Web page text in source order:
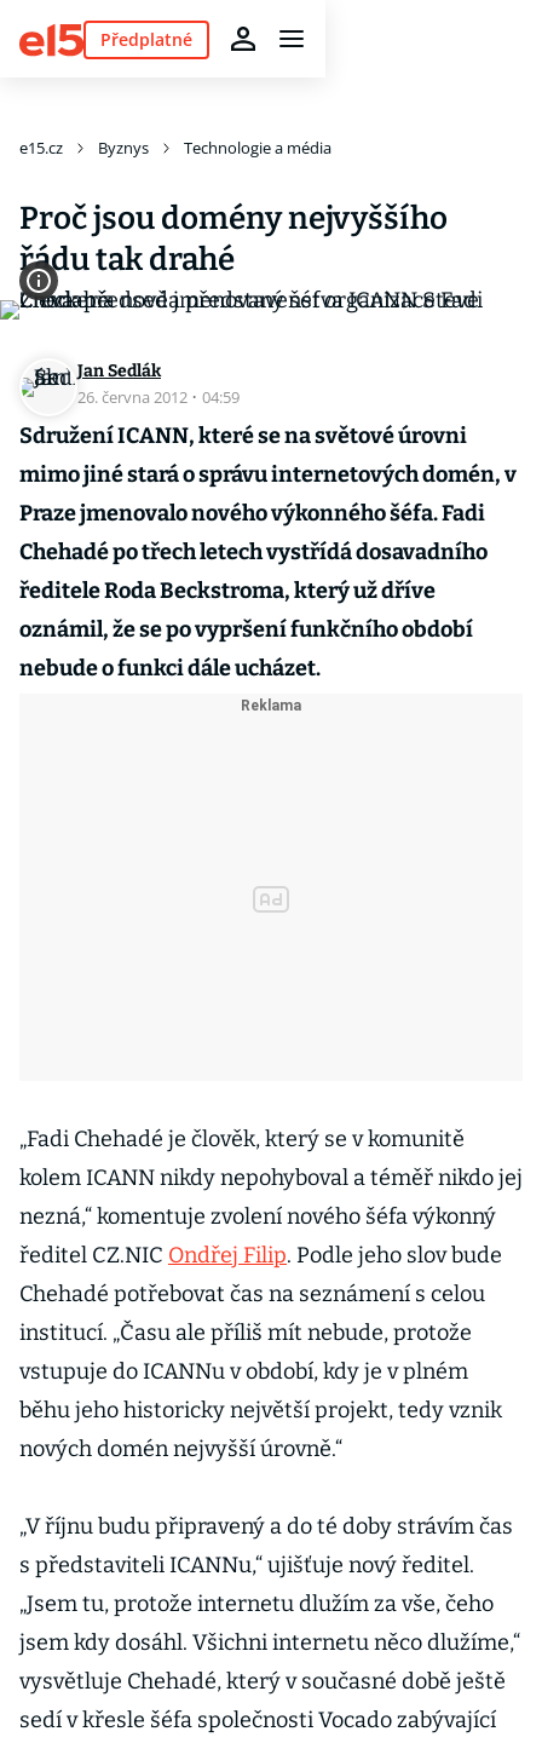
Předplatné
e15.cz Byznys Technologie a média
Proč jsou domény nejvyššího
řádu tak drahé
Jan Sedlák
26. června 2012 · 04:59
Sdružení ICANN, které se na světové úrovni
mimo jiné stará o správu internetových domén, v
Praze jmenovalo nového výkonného šéfa. Fadi
Chehadé po třech letech vystřídá dosavadního
ředitele Roda Beckstroma, který už dříve
oznámil, že se po vypršení funkčního období
nebude o funkci dále ucházet.
„Fadi Chehadé je člověk, který se v komunitě
kolem ICANN nikdy nepohyboval a téměř nikdo jej
nezná,“ komentuje zvolení nového šéfa výkonný
ředitel CZ.NIC Ondřej Filip. Podle jeho slov bude
Chehadé potřebovat čas na seznámení s celou
institucí. „Času ale příliš mít nebude, protože
vstupuje do ICANNu v období, kdy je v plném
běhu jeho historicky největší projekt, tedy vznik
nových domén nejvyšší úrovně.“
„V říjnu budu připravený a do té doby strávím čas
s představiteli ICANNu,“ ujišťuje nový ředitel.
„Jsem tu, protože internetu dlužím za vše, čeho
jsem kdy dosáhl. Všichni internetu něco dlužíme,“
vysvětluje Chehadé, který v současné době ještě
sedí v křesle šéfa společnosti Vocado zabývající